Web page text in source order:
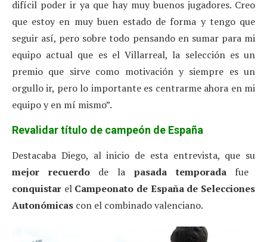
difícil poder ir ya que hay muy buenos jugadores. Creo
que estoy en muy buen estado de forma y tengo que
seguir así, pero sobre todo pensando en sumar para mi
equipo actual que es el Villarreal, la selección es un
premio que sirve como motivación y siempre es un
orgullo ir, pero lo importante es centrarme ahora en mi
equipo y en mí mismo”.
Revalidar título de campeón de España
Destacaba Diego, al inicio de esta entrevista, que su
mejor recuerdode la pasada temporadafue
conquistar el Campeonato de España de Selecciones
Autonómicas con el combinado valenciano.